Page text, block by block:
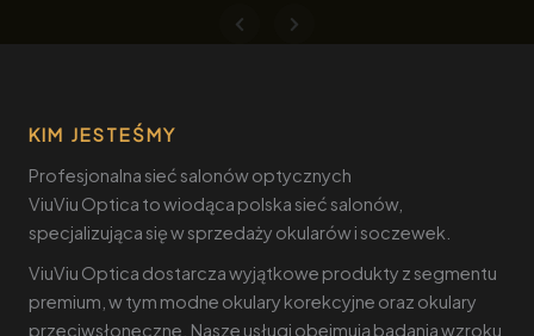
KIM JESTEŚMY
Profesjonalna sieć salonów optycznych
ViuViu Optica to wiodąca polska sieć salonów,
specjalizująca się w sprzedaży okularów i soczewek.
ViuViu Optica dostarcza wyjątkowe produkty z segmentu
premium, w tym modne okulary korekcyjne oraz okulary
przeciwsłoneczne. Nasze usługi obejmują badania wzroku